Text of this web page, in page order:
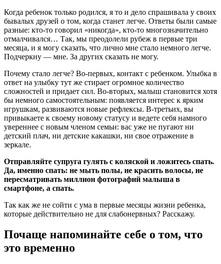
Когда ребенок только родился, я то и дело спрашивала у своих
бывалых друзей о том, когда станет легче. Ответы были самые
разные: кто-то говорил «никогда», кто-то многозначительно
отмалчивался… Так, мы преодолели рубеж в первые три
месяца, и я могу сказать, что лично мне стало немного легче.
Подчеркну — мне. За других сказать не могу.
Почему стало легче? Во-первых, контакт с ребенком. Улыбка в
ответ на улыбку тут же стирает огромное количество
сложностей и придает сил. Во-вторых, малыш становится хотя
бы немного самостоятельным: появляется интерес к ярким
игрушкам, развиваются новые рефлексы. В-третьих, вы
привыкаете к своему новому статусу и ведете себя намного
увереннее с новым членом семьи: вас уже не пугают ни
детский плач, ни детские какашки, ни свое отражение в
зеркале.
Отправляйте супруга гулять с коляской и ложитесь спать.
Да, именно спать: не мыть полы, не красить волосы, не
пересматривать миллион фотографий малыша в
смартфоне, а спать.
Так как же не сойти с ума в первые месяцы жизни ребенка,
которые действительно не для слабонервных? Расскажу.
Почаще напоминайте себе о том, что
это временно